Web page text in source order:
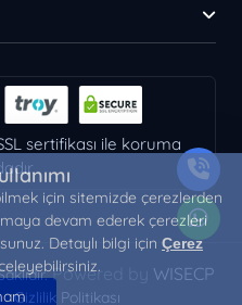
sertifikası ile koruma
Powered by WISECP
Gizlilik Politikası
için sitemizde çerezlerden
devam ederek çerezleri
Detaylı bilgi için Çerez